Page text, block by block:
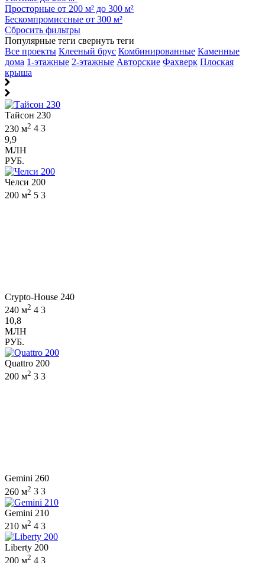
Просторные от 200 м² до 300 м²
Бескомпромиссные от 300 м²
Сбросить фильтры
Популярные теги свернуть теги
Все проекты Клееный брус Комбинированные Каменные
дома 1-этажные 2-этажные Авторские Фахверк Плоская
крыша
Тайсон 230
230 м2 4 3
9,9
МЛН
РУБ.
Челси 200
200 м2 5 3
Crypto-House 240
240 м2 4 3
10,8
МЛН
РУБ.
Quattro 200
200 м2 3 3
Gemini 260
260 м2 3 3
Gemini 210
210 м2 4 3
Liberty 200
200 м2 4 3